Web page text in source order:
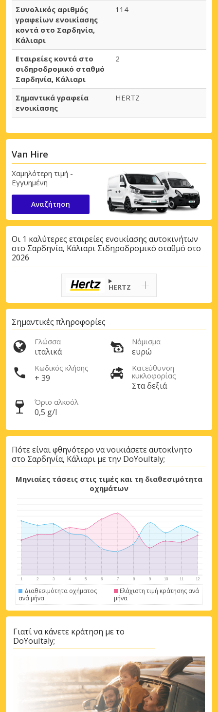
Συνολικός αριθμός
γραφείων ενοικίασης
κοντά στο Σαρδηνία,
Κάλιαρι
114
Εταιρείες κοντά στο
σιδηροδρομικό σταθμό
Σαρδηνία, Κάλιαρι
2
Σημαντικά γραφεία
ενοικίασης
HERTZ
Van Hire
Χαμηλότερη τιμή -
Εγγυημένη
Αναζήτηση
Οι 1 καλύτερες εταιρείες ενοικίασης αυτοκινήτων
στο Σαρδηνία, Κάλιαρι Σιδηροδρομικό σταθμό στο
2026
HERTZ
Σημαντικές πληροφορίες
Γλώσσα
ιταλικά
Νόμισμα
ευρώ
Κωδικός κλήσης
+ 39
Κατεύθυνση
κυκλοφορίας
Στα δεξιά
Όριο αλκοόλ
0,5 g/l
Πότε είναι φθηνότερο να νοικιάσετε αυτοκίνητο
στο Σαρδηνία, Κάλιαρι με την DoYouItaly;
Μηνιαίες τάσεις στις τιμές και τη διαθεσιμότητα
οχημάτων
Διαθεσιμότητα οχήματος
ανά μήνα
Ελάχιστη τιμή κράτησης ανά
μήνα
Γιατί να κάνετε κράτηση με το
DoYouItaly;
Μεγάλες εξοικονομήσεις
Αποκτήστε πρόσβαση σε αποκλειστικές
Σύνδεση με eLink